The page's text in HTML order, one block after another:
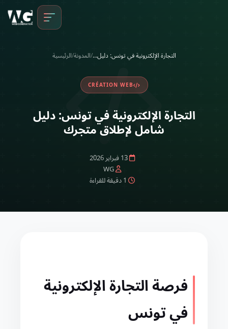
الرئيسية/المدونة/التجارة الإلكترونية في تونس: دليل…
CRÉATION WEB
التجارة الإلكترونية في تونس: دليل
شامل لإطلاق متجرك
13 فبراير 2026
WG
فرصة التجارة الإلكترونية
في تونس